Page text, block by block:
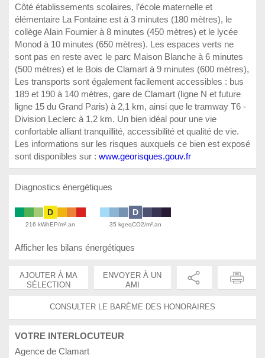
Côté établissements scolaires, l’école maternelle et
élémentaire La Fontaine est à 3 minutes (180 mètres), le
collège Alain Fournier à 8 minutes (450 mètres) et le lycée
Monod à 10 minutes (650 mètres). Les espaces verts ne
sont pas en reste avec le parc Maison Blanche à 6 minutes
(500 mètres) et le Bois de Clamart à 9 minutes (600 mètres),
Les transports sont également facilement accessibles : bus
189 et 190 à 140 mètres, gare de Clamart (ligne N et future
ligne 15 du Grand Paris) à 2,1 km, ainsi que le tramway T6 -
Division Leclerc à 1,2 km. Un bien idéal pour une vie
confortable alliant tranquillité, accessibilité et qualité de vie.
Les informations sur les risques auxquels ce bien est exposé
sont disponibles sur : www.georisques.gouv.fr
Diagnostics énergétiques
D
216 kWhEP/m².an
D
35 kgeqCO2/m².an
Afficher les bilans énergétiques
AJOUTER À MA
SÉLECTION
ENVOYER À UN
AMI
CONSULTER LE BARÈME DES HONORAIRES
VOTRE INTERLOCUTEUR
Agence de Clamart